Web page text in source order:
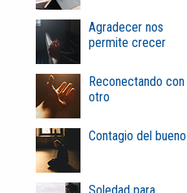
Agradecer nos
permite crecer
Reconectando
otro
Contagio del bueno